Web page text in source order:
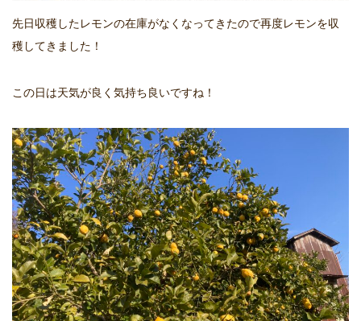
先日収穫したレモンの在庫がなくなってきたので再度レモンを収
穫してきました！
この日は天気が良く気持ち良いですね！